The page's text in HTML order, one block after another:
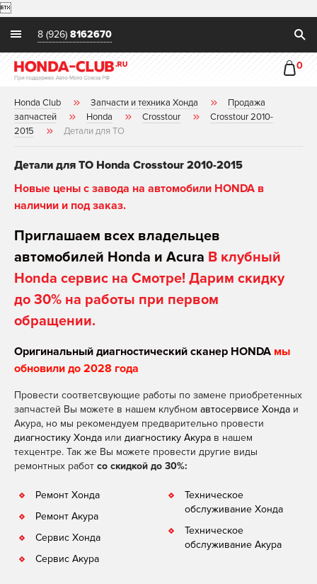

8 (926) 8162670
0
Honda Club Запчасти и техника Хонда
Продажа
запчастей
Honda Crosstour
Crosstour 2010-
2015
Детали для ТО
Детали для ТО Honda Crosstour 2010-2015
Новые цены с завода на автомобили HONDA в
наличии и под заказ.
Приглашаем всех владельцев
автомобилей Honda и Acura В клубный
Honda сервис на Смотре! Дарим скидку
до 30% на работы при первом
обращении.
Оригинальный диагностический сканер HONDA мы
обновили до 2028 года
Провести соответсвующие работы по замене приобретенных
запчастей Вы можете в нашем клубном автосервисе Хонда и
Акура, но мы рекомендуем предварительно провести
диагностику Хонда или диагностику Акура в нашем
техцентре. Так же Вы можете провести другие виды
ремонтных работ со скидкой до 30%:
Ремонт Хонда
Ремонт Акура
Сервис Хонда
Сервис Акура
Техническое
обслуживание Хонда
Техническое
обслуживание Акура